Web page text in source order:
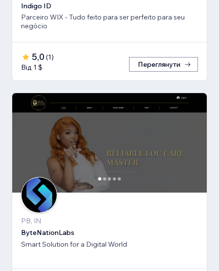
Indigo ID
Parceiro WIX - Tudo feito para ser perfeito para seu
negócio
5,0 (1)
Від 1 $
Переглянути
PB, IN
ByteNationLabs
Smart Solution for a Digital World